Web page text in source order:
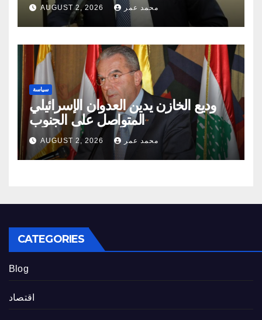
AUGUST 2, 2026 محمد عمر
سياسة
وديع الخازن يدين العدوان الإسرائيلي
المتواصل على الجنوب
AUGUST 2, 2026 محمد عمر
CATEGORIES
Blog
اقتصاد